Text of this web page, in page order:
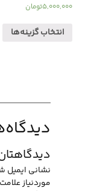
5,000,000تومان
انتخاب گزینه‌ها
نشانی ایمیل
موردنیاز